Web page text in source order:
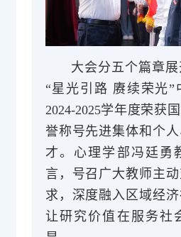
大会分五个篇章
“星光引路 赓续荣光”
2024-2025学年度荣获
誉称号先进集体和个
才。心理学部冯廷勇
言，号召广大教师主
求，深度融入区域经济
让研究价值在服务社